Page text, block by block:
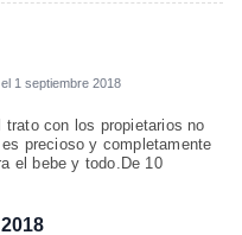
1 septiembre 2018
trato con los propietarios no
precioso y completamente
el bebe y todo.De 10